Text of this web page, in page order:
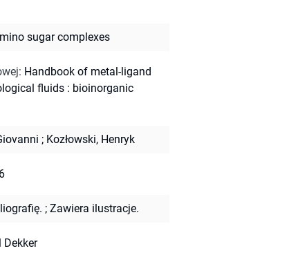
sugar complexes
: Handbook of metal-ligand
fluids : bioinorganic
; Kozłowski, Henryk
; Zawiera ilustracje.
Dekker